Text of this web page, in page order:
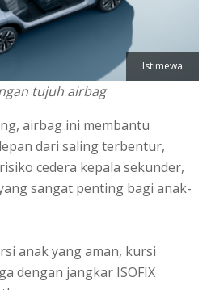
Istimewa
tujuh airbag
airbag ini membantu
dari saling terbentur,
cedera kepala sekunder,
sangat penting bagi anak-
anak yang aman, kursi
dengan jangkar ISOFIX